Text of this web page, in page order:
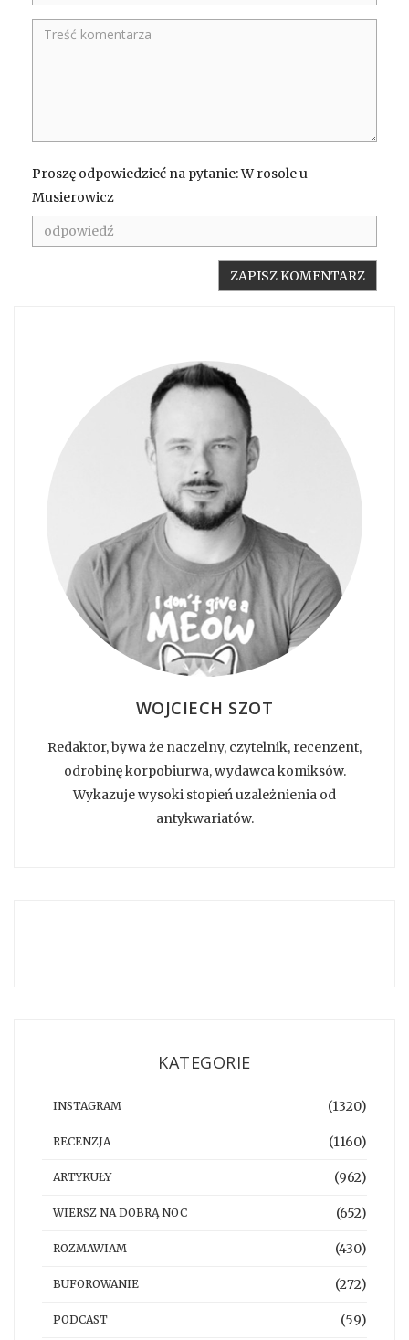
Proszę odpowiedzieć na pytanie: W rosole u
Musierowicz
WOJCIECH SZOT
Redaktor, bywa że naczelny, czytelnik, recenzent,
odrobinę korpobiurwa, wydawca komiksów.
Wykazuje wysoki stopień uzależnienia od
antykwariatów.
KATEGORIE
INSTAGRAM (1320)
RECENZJA (1160)
ARTYKUŁY (962)
WIERSZ NA DOBRĄ NOC (652)
ROZMAWIAM (430)
BUFOROWANIE (272)
PODCAST (59)